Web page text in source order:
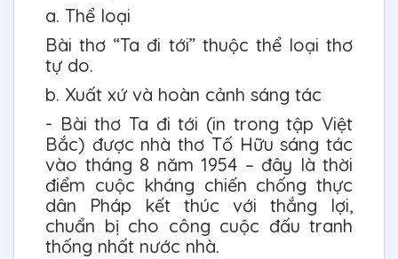
a. Thể loại
Bài thơ “Ta đi tới” thuộc thể loại thơ
tự do.
b. Xuất xứ và hoàn cảnh sáng tác
- Bài thơ Ta đi tới (in trong tập Việt
Bắc) được nhà thơ Tố Hữu sáng tác
vào tháng 8 năm 1954 – đây là thời
điểm cuộc kháng chiến chống thực
dân Pháp kết thúc với thắng lợi,
chuẩn bị cho công cuộc đấu tranh
thống nhất nước nhà.